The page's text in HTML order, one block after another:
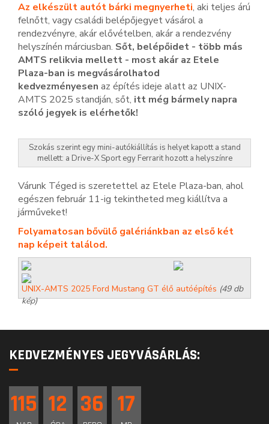
Az elkészült autót bárki megnyerheti, aki teljes árú
felnőtt, vagy családi belépőjegyet vásárol a
rendezvényre, akár elővételben, akár a rendezvény
helyszínén márciusban. Sőt, belépőidet - több más
AMTS relikvia mellett - most akár az Etele
Plaza-ban is megvásárolhatod
kedvezményesen az építés ideje alatt az UNIX-
AMTS 2025 standján, sőt, itt még bármely napra
szóló jegyek is elérhetők!
Szokás szerint egy mini-autókiállítás is helyet kapott a stand
mellett: a Drive-X Sport egy Ferrarit hozott a helyszínre
Várunk Téged is szeretettel az Etele Plaza-ban, ahol
egészen február 11-ig tekintheted meg kiállítva a
járműveket!
Folyamatosan bővülő galériánkban az első két
nap képeit találod.
UNIX-AMTS 2025 Ford Mustang GT élő autóépítés (49 db
kép)
KEDVEZMÉNYES JEGYVÁSÁRLÁS:
115 12 36 17